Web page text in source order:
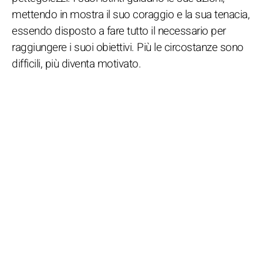
mettendo in mostra il suo coraggio e la sua tenacia,
essendo disposto a fare tutto il necessario per
raggiungere i suoi obiettivi. Più le circostanze sono
difficili, più diventa motivato.